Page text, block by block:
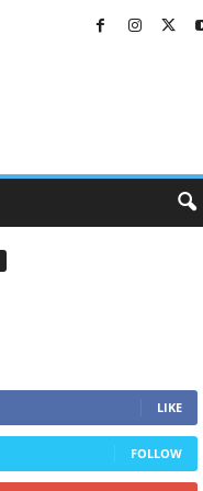
LIKE
FOLLOW